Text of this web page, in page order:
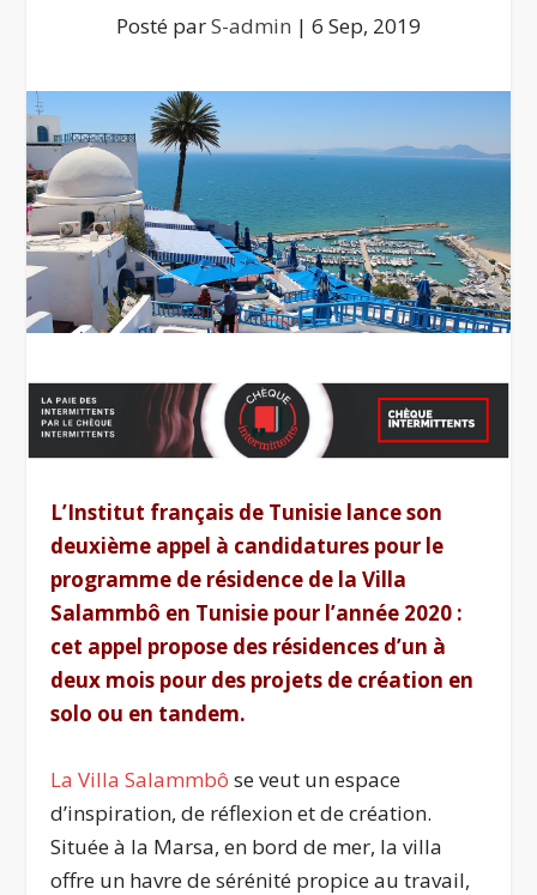
Posté parS-admin | 6 Sep, 2019
L’Institut français de Tunisie lance son
deuxième appel à candidatures pour le
programme de résidence de la Villa
Salammbô en Tunisie pour l’année 2020 :
cet appel propose des résidences d’un à
deux mois pour des projets de création en
solo ou en tandem.
La Villa Salammbô se veut un espace
d’inspiration, de réflexion et de création.
Située à la Marsa, en bord de mer, la villa
offre un havre de sérénité propice au travail,